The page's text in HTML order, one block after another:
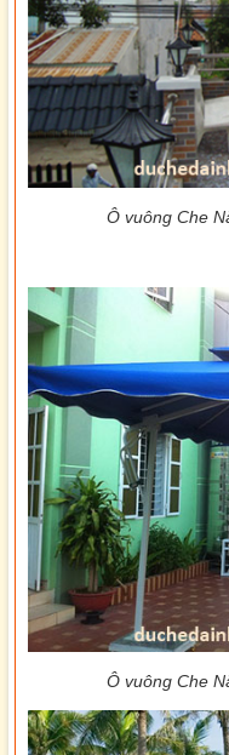
Ô vuông Che
Ô vuông Che